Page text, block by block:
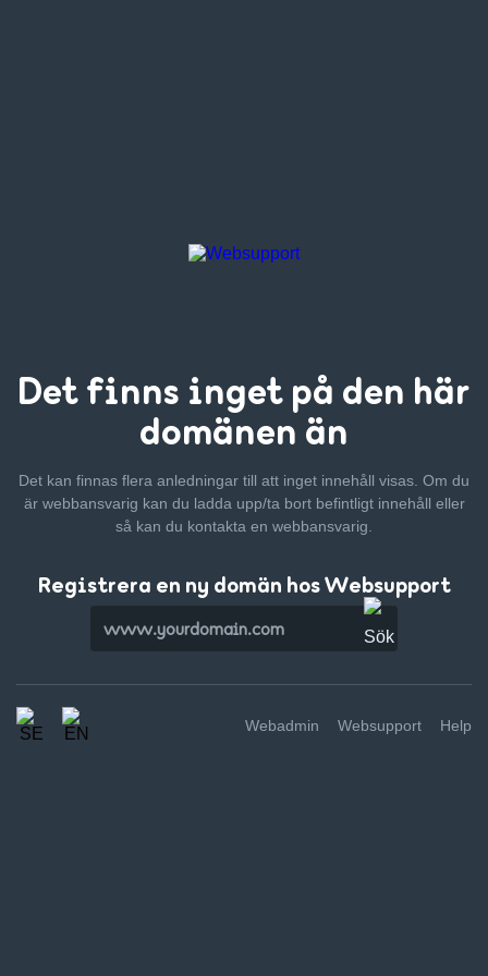
Det finns inget på den här
domänen än
Det kan finnas flera anledningar till att inget innehåll visas. Om du
är webbansvarig kan du ladda upp/ta bort befintligt innehåll eller
så kan du kontakta en webbansvarig.
Registrera en ny domän hos Websupport
Webadmin Websupport Help